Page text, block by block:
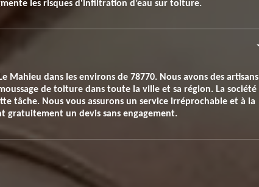
les risques d'infiltration d’eau sur toiture.
dans les environs de 78770. Nous avons des artisans
de toiture dans toute la ville et sa région. La société
tâche. Nous vous assurons un service irréprochable et à la
gratuitement un devis sans engagement.